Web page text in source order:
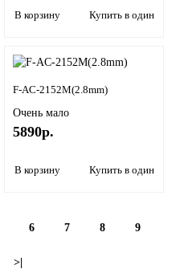
В корзину Купить в один клик
F-AC-2152M(2.8mm)
Очень мало
5890р.
В корзину Купить в один клик
6 7 8 9
>|